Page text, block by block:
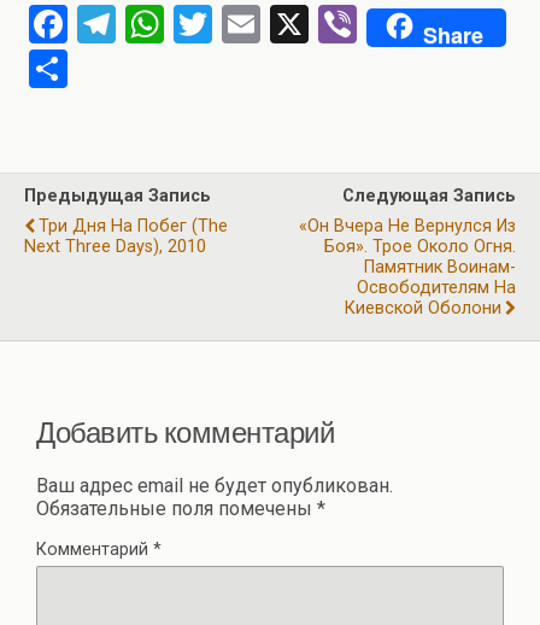
F
o
o
k
T
a
m
W
A
p
p
T
E
X
Vi
b
Share
р
а
в
ть
Предыдущая Запись
Три Дня На Побег (The
Next Three Days), 2010
Следующая Запись
«Он Вчера Не Вернулся Из
Боя». Трое Около Огня.
Памятник Воинам-
Освободителям На
Киевской Оболони
Добавить комментарий
Ваш адрес email не будет опубликован.
Обязательные поля помечены *
Комментарий *